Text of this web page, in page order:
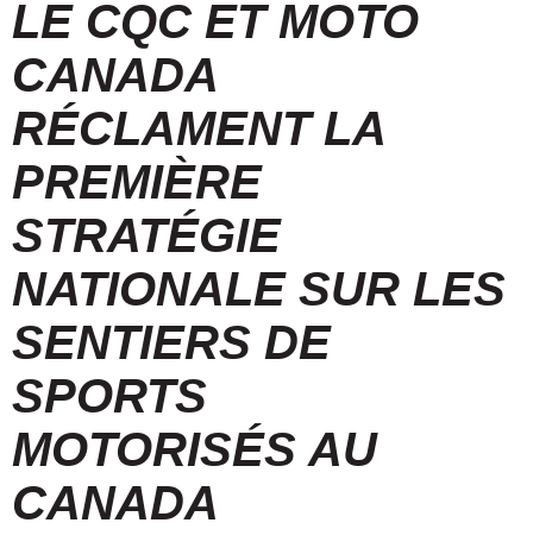
LE CQC ET MOTO
CANADA
RÉCLAMENT LA
PREMIÈRE
STRATÉGIE
NATIONALE SUR LES
SENTIERS DE
SPORTS
MOTORISÉS AU
CANADA